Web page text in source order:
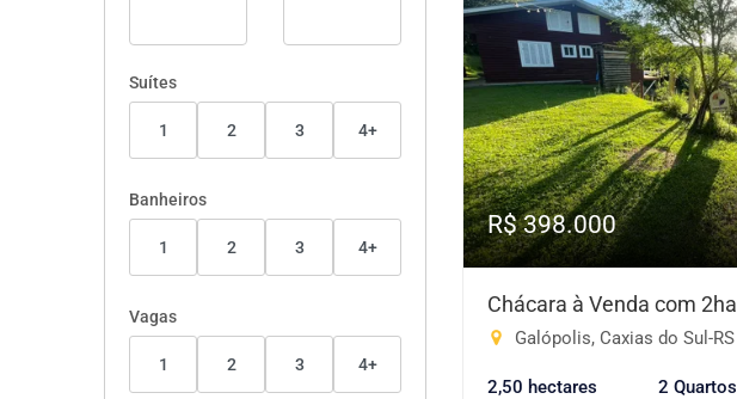
Suítes
1 2 3 4+
Banheiros
1 2 3 4+
Vagas
1 2 3 4+
R$ 398.000
Chácara à Venda com 2ha
Galópolis, Caxias do Sul-RS
2,50 hectares 2 Quartos